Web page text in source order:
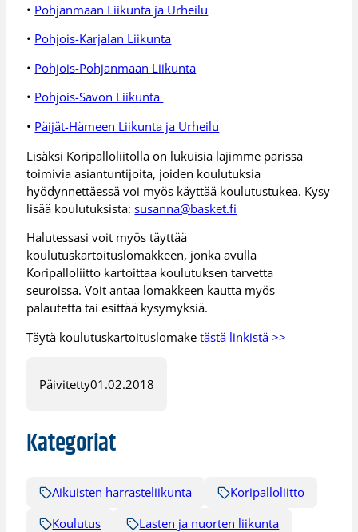
• Pohjanmaan Liikunta ja Urheilu
• Pohjois-Karjalan Liikunta
• Pohjois-Pohjanmaan Liikunta
• Pohjois-Savon Liikunta
• Päijät-Hämeen Liikunta ja Urheilu
Lisäksi Koripalloliitolla on lukuisia lajimme parissa
toimivia asiantuntijoita, joiden koulutuksia
hyödynnettäessä voi myös käyttää koulutustukea. Kysy
lisää koulutuksista:susanna@basket.fi
Halutessasi voit myös täyttää
koulutuskartoituslomakkeen, jonka avulla
Koripalloliitto kartoittaa koulutuksen tarvetta
seuroissa. Voit antaa lomakkeen kautta myös
palautetta tai esittää kysymyksiä.
Täytä koulutuskartoituslomaketästä linkistä >>
Päivitetty01.02.2018
Kategoriat
Aikuisten harrasteliikunta
Koripalloliitto
Koulutus
Lasten ja nuorten liikunta